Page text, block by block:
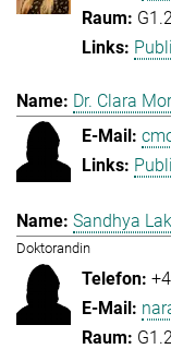
Dr. Clara
Sandhya
Doktorandin